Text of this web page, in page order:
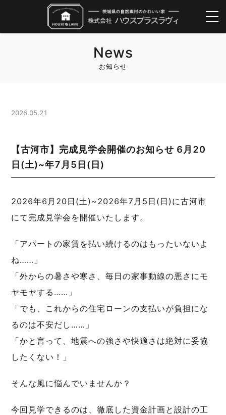
News
お知らせ
2026.05.21
【古河市】完成見学会開催のお知らせ 6月20
日(土)~年7月5日(日)
2026年6月20日(土)~2026年7月5日(日)に古河市
にて完成見学会を開催いたします。
「アパートの家賃を払い続けるのはもったいないよ
ね……」
「外からの暑さや寒さ、毎日の家事動線の悪さにモ
ヤモヤする……」
「でも、これからの住宅ローンの支払いが負担にな
るのは不安だし……」
「かと言って、地震への強さや快適さは絶対に妥協
したくない！」
そんな風に悩んでいませんか？
今回見学できるのは、徹底した資金計画と設計の工